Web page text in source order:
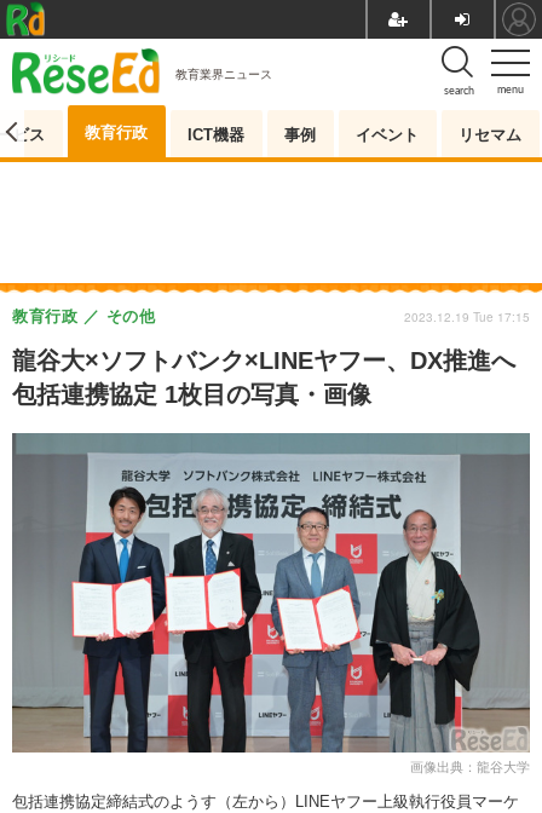
menu
search
教育業界ニュース
ビス 教育行政 ICT機器 事例 イベント リセマム
龍谷大×ソフトバンク×LINEヤフー、DX推進へ
包括連携協定 1枚目の写真・画像
教育行政 その他 2023.12.19 Tue 17:15
画像出典：龍谷大学
包括連携協定締結式のようす（左から）LINEヤフー上級執行役員マーケ